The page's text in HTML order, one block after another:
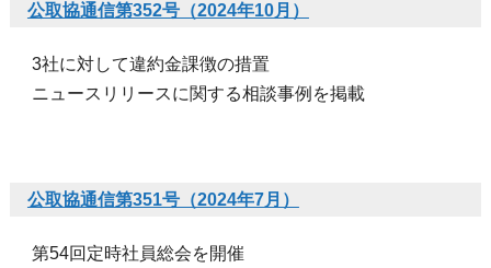
公取協通信第352号（2024年10月）
3社に対して違約金課徴の措置
ニュースリリースに関する相談事例を掲載
公取協通信第351号（2024年7月）
第54回定時社員総会を開催